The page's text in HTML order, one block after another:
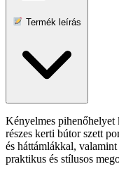
Termék leírás
Kényelmes pihenőhelyet
részes kerti bútor szett
és háttámlákkal,
praktikus és stílusos